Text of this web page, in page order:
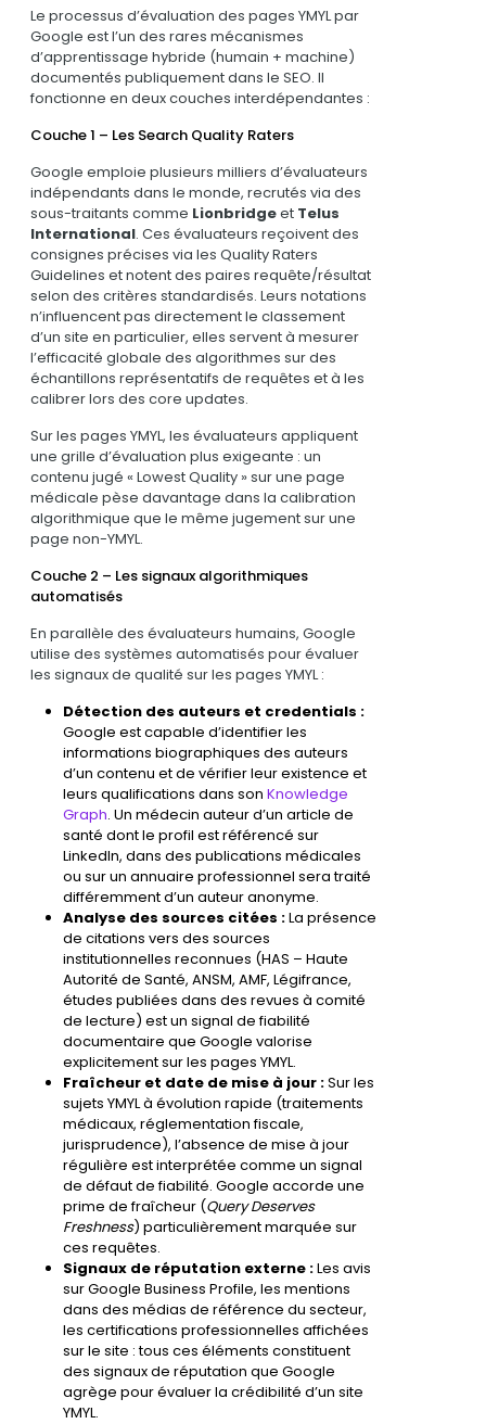
Le processus d’évaluation des pages YMYL par
Google est l’un des rares mécanismes
d’apprentissage hybride (humain + machine)
documentés publiquement dans le SEO. Il
fonctionne en deux couches interdépendantes :
Couche 1 – Les Search Quality Raters
Google emploie plusieurs milliers d’évaluateurs
indépendants dans le monde, recrutés via des
sous-traitants comme Lionbridgeet Telus
International. Ces évaluateurs reçoivent des
consignes précises via les Quality Raters
Guidelines et notent des paires requête/résultat
selon des critères standardisés. Leurs notations
n’influencent pas directement le classement
d’un site en particulier, elles servent à mesurer
l’efficacité globale des algorithmes sur des
échantillons représentatifs de requêtes et à les
calibrer lors des core updates.
Sur les pages YMYL, les évaluateurs appliquent
une grille d’évaluation plus exigeante : un
contenu jugé « Lowest Quality » sur une page
médicale pèse davantage dans la calibration
algorithmique que le même jugement sur une
page non-YMYL.
Couche 2 – Les signaux algorithmiques
automatisés
En parallèle des évaluateurs humains, Google
utilise des systèmes automatisés pour évaluer
les signaux de qualité sur les pages YMYL :
Détection des auteurs et credentials :
Google est capable d’identifier les
informations biographiques des auteurs
d’un contenu et de vérifier leur existence et
leurs qualifications dans son Knowledge
Graph. Un médecin auteur d’un article de
santé dont le profil est référencé sur
LinkedIn, dans des publications médicales
ou sur un annuaire professionnel sera traité
différemment d’un auteur anonyme.
Analyse des sources citées :La présence
de citations vers des sources
institutionnelles reconnues (HAS – Haute
Autorité de Santé, ANSM, AMF, Légifrance,
études publiées dans des revues à comité
de lecture) est un signal de fiabilité
documentaire que Google valorise
explicitement sur les pages YMYL.
Fraîcheur et date de mise à jour :Sur les
sujets YMYL à évolution rapide (traitements
médicaux, réglementation fiscale,
jurisprudence), l’absence de mise à jour
régulière est interprétée comme un signal
de défaut de fiabilité. Google accorde une
prime de fraîcheur (Query Deserves
Freshness) particulièrement marquée sur
ces requêtes.
Signaux de réputation externe :Les avis
surGoogle Business Profile, les mentions
dans des médias de référence du secteur,
les certifications professionnelles affichées
sur le site : tous ces éléments constituent
des signaux de réputation que Google
agrège pour évaluer la crédibilité d’un site
YMYL.